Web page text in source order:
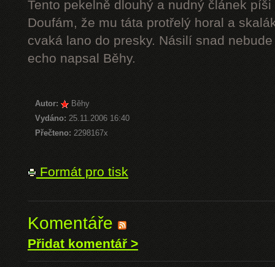
Tento pekelně dlouhý a nudný článek
Doufám, že mu táta protřelý horal a
cvaká lano do presky. Násilí snad
echo napsal Běhy.
Autor:
Běhy
Vydáno: 25.11.2006 16:40
Přečteno: 2298167x
Formát pro tisk
Komentáře
Přidat komentář >